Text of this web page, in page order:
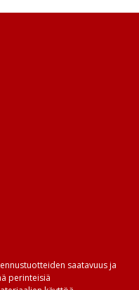
saatavuus ja
perinteisiä